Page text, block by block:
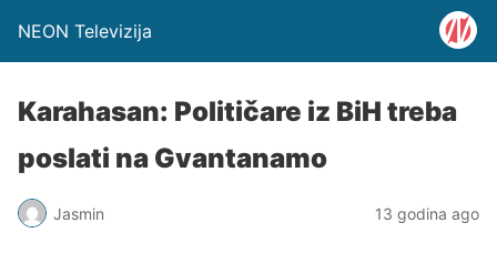
NEON Televizija
Karahasan: Političare iz BiH treba
poslati na Gvantanamo
Jasmin 13 godina ago